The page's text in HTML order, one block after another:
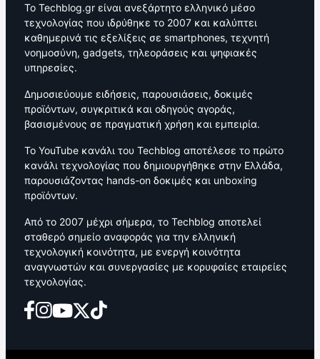
Το Techblog.gr είναι ανεξάρτητο ελληνικό μέσο
τεχνολογίας που ιδρύθηκε το 2007 και καλύπτει
καθημερινά τις εξελίξεις σε smartphones, τεχνητή
νοημοσύνη, gadgets, τηλεοράσεις και ψηφιακές
υπηρεσίες.
Δημοσιεύουμε ειδήσεις, παρουσιάσεις, δοκιμές
προϊόντων, συγκριτικά και οδηγούς αγοράς,
βασισμένους σε πραγματική χρήση και εμπειρία.
Το YouTube κανάλι του Techblog αποτέλεσε το πρώτο
κανάλι τεχνολογίας που δημιουργήθηκε στην Ελλάδα,
παρουσιάζοντας hands-on δοκιμές και unboxing
προϊόντων.
Από το 2007 μέχρι σήμερα, το Techblog αποτελεί
σταθερό σημείο αναφοράς για την ελληνική
τεχνολογική κοινότητα, με ενεργή κοινότητα
αναγνωστών και συνεργασίες με κορυφαίες εταιρείες
τεχνολογίας.